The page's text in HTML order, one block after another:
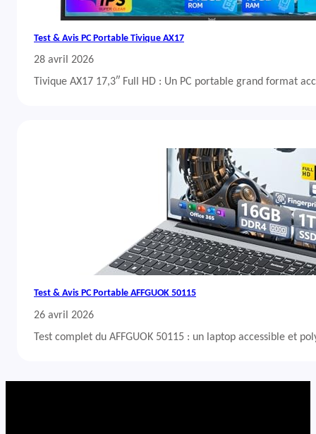
Test & Avis PC Portable Tivique AX17
28 avril 2026
Tivique AX17 17,3″ Full HD : Un PC portable grand format
Test & Avis PC Portable AFFGUOK 50115
26 avril 2026
Test complet du AFFGUOK 50115 : un laptop accessible